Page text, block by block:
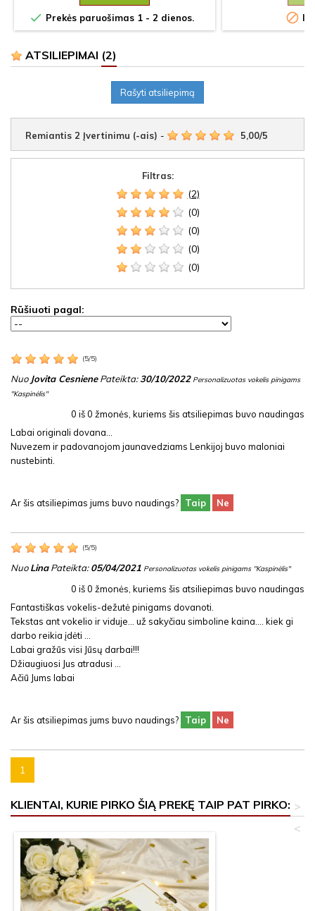
 Prekės paruošimas 1 - 2 dienos. 
ATSILIEPIMAI (2)
Rašyti atsiliepimą
Remiantis 2 Įvertinimu (-ais) - 5,00/5
Filtras:
(2)
(0)
(0)
(0)
(0)
Rūšiuoti pagal:
(5/5)
Nuo Jovita CesnienePateikta:30/10/2022 Personalizuotas vokelis pinigams
"Kaspinėlis"
0 iš0 žmonės, kuriems šis atsiliepimas buvo naudingas
Labai originali dovana...
Nuvezem ir padovanojom jaunavedziams Lenkijoj buvo maloniai
nustebinti.
Ar šis atsiliepimas jums buvo naudings? Taip Ne
(5/5)
NuoLinaPateikta:05/04/2021 Personalizuotas vokelis pinigams "Kaspinėlis"
0 iš0 žmonės, kuriems šis atsiliepimas buvo naudingas
Fantastiškas vokelis-dežutė pinigams dovanoti.
Tekstas ant vokelio ir viduje... už sakyčiau simboline kaina.... kiek gi
darbo reikia įdėti ...
Labai gražūs visi Jūsų darbai!!!
Džiaugiuosi Jus atradusi ...
Ačiū Jums labai
Ar šis atsiliepimas jums buvo naudings? Taip Ne
1
KLIENTAI, KURIE PIRKO ŠIĄ PREKĘ TAIP PAT PIRKO: >
<